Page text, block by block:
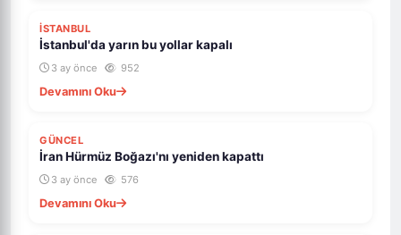
İSTANBUL
İstanbul'da yarın bu yollar kapalı
3 ay önce 952
Devamını Oku
GÜNCEL
İran Hürmüz Boğazı'nı yeniden kapattı
3 ay önce 576
Devamını Oku